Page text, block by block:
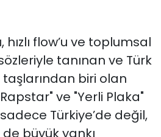
hızlı flow’u ve toplumsal
tanınan ve Türk
biri olan
ve "Yerli Plaka"
Türkiye’de değil,
büyük yankı